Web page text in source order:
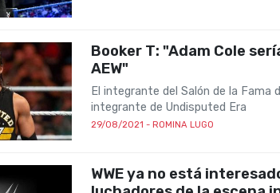
Booker T: "Adam Cole
AEW"
El integrante del Salón de la Fama
integrante de Undisputed Era
29/08/2021 - ROMINA LUGO
WWE ya no está